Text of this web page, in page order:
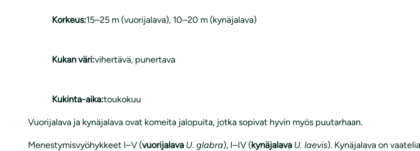
Korkeus:15–25 m (vuorijalava), 10–20 m (kynäjalava)
Kukan väri:vihertävä, punertava
Kukinta-aika:toukokuu
Vuorijalava ja kynäjalava ovat komeita jalopuita, jotka sopivat hyvin myös puutarhaan.
Menestymisvyöhykkeet I–V (vuorijalava U. glabra), I–IV (kynäjalava U. laevis). Kynäjalava on